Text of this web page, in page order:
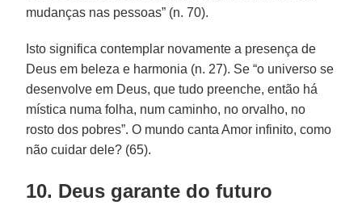
mudanças nas pessoas” (n. 70).
Isto significa contemplar novamente a presença de
Deus em beleza e harmonia (n. 27). Se “o universo se
desenvolve em Deus, que tudo preenche, então há
mística numa folha, num caminho, no orvalho, no
rosto dos pobres”. O mundo canta Amor infinito, como
não cuidar dele? (65).
10. Deus garante do futuro